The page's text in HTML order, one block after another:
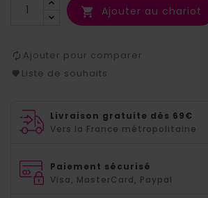
 Ajouter au chariot
Ajouter pour comparer
Liste de souhaits
Livraison gratuite dès 69€
Vers la France métropolitaine
Paiement sécurisé
Visa, MasterCard, Paypal